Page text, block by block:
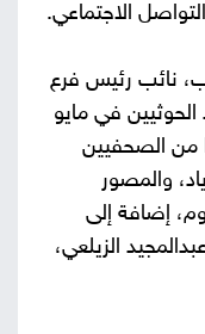
الاجتماعي.
نائب رئيس فرع
الحوثيين في مايو
الصحفيين
والمصور
إضافة إلى
الزيلعي،